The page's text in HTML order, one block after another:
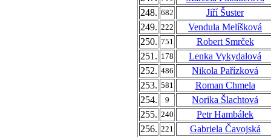
248. 682
Jiří Šuster
249. 222
Vendula Melíšková
250. 751
Robert Smrček
251. 178
Lenka Vykydalová
252. 486
Nikola Pařízková
253. 581
Roman Chmela
254.
9
Norika Šlachtová
255. 240
Petr Hambálek
256. 221
Gabriela Čavojská